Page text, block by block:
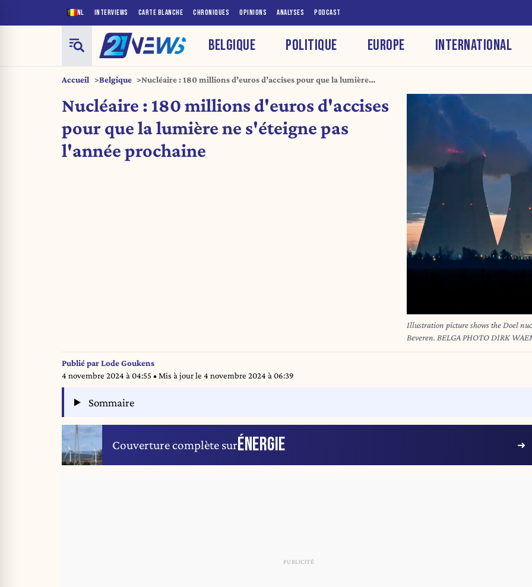
NL INTERVIEWS CARTE BLANCHE CHRONIQUES OPINIONS ANALYSES PODCAST
BELGIQUE POLITIQUE EUROPE INTERNATIONAL
Accueil Belgique
Nucléaire : 180 millions d’euros d’accises pour que la lumière
Nucléaire : 180 millions d'euros d'accises
pour que la lumière ne s'éteigne pas
l'année prochaine
Illustration picture shows the Doel nuclear power plant, Tuesday 24 November 2020, in Doel,
Beveren. BELGA PHOTO DIRK
PLEASE CONTACT BELGIAN
Publié parLode Goukens
4 novembre 2024 à 04:55 • Mis à jour le 4 novembre 2024 à 06:39
Sommaire
Couverture complète surÉNERGIE